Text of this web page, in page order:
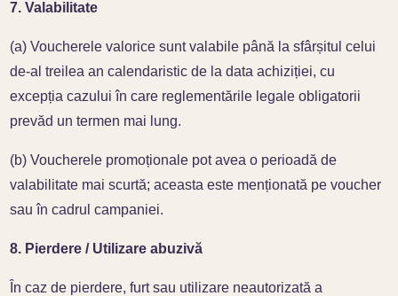
7. Valabilitate
(a) Voucherele valorice sunt valabile până la sfârșitul celui
de-al treilea an calendaristic de la data achiziției, cu
excepția cazului în care reglementările legale obligatorii
prevăd un termen mai lung.
(b) Voucherele promoționale pot avea o perioadă de
valabilitate mai scurtă; aceasta este menționată pe voucher
sau în cadrul campaniei.
8. Pierdere / Utilizare abuzivă
În caz de pierdere, furt sau utilizare neautorizată a